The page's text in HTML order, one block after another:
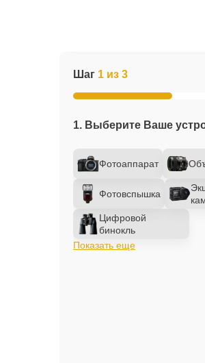
Шаг 1 из 3
1. Выберите Ваше
Фотоаппарат
Фотовспышка
Цифровой
бинокль
Показать еще